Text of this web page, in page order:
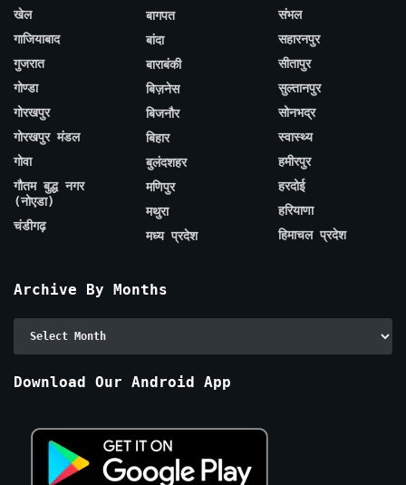
खेल
गाजियाबाद
गुजरात
गोण्डा
गोरखपुर
गोरखपुर मंडल
गोवा
गौतम बुद्ध नगर
(नोएडा)
चंडीगढ़
बागपत
बांदा
बाराबंकी
बिज़नेस
बिजनौर
बिहार
बुलंदशहर
मणिपुर
मथुरा
मध्य प्रदेश
संभल
सहारनपुर
सीतापुर
सुल्तानपुर
सोनभद्र
स्वास्थ्य
हमीरपुर
हरदोई
हरियाणा
हिमाचल प्रदेश
Archive By Months
Archive
Download Our Android App